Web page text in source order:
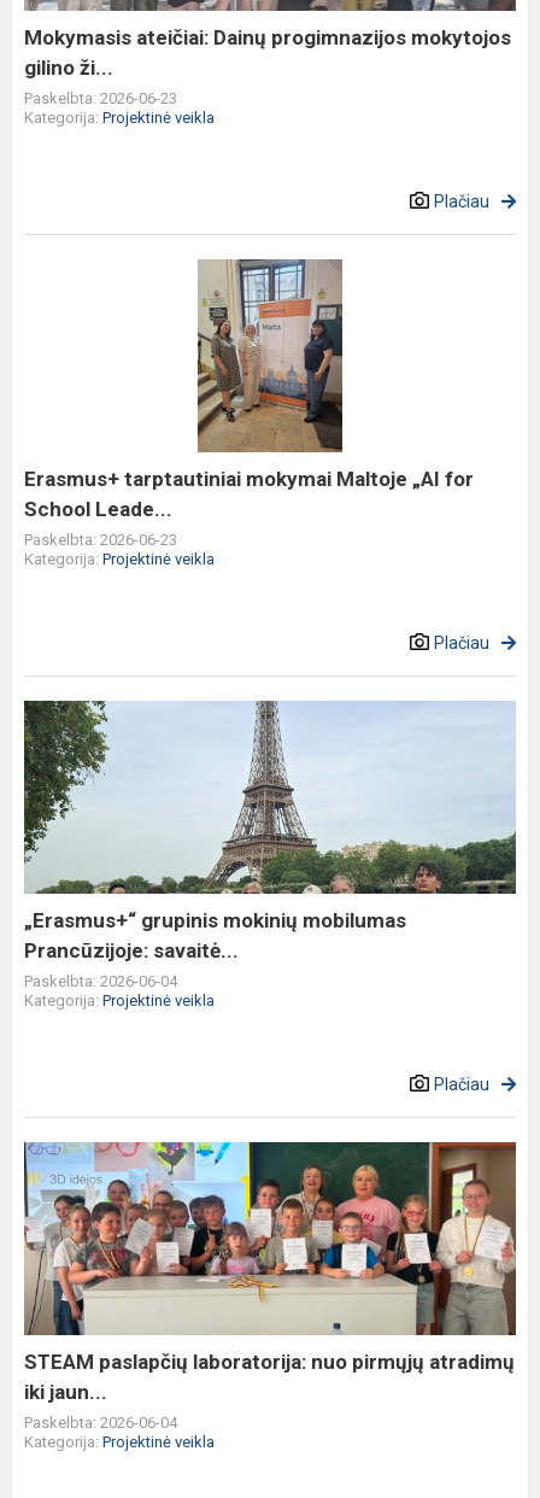
Mokymasis ateičiai: Dainų progimnazijos mokytojos
gilino ži...
Paskelbta: 2026-06-23
Kategorija: Projektinė veikla
Plačiau
Leade...
Erasmus+ tarptautiniai mokymai Maltoje „AI for
School Leade...
Paskelbta: 2026-06-23
Kategorija: Projektinė veikla
Plačiau
„Erasmus+“
grupinis
mokinių
mobilumas
Prancūzijoje:
savaitė...
„Erasmus+“ grupinis mokinių mobilumas
Prancūzijoje: savaitė...
Paskelbta: 2026-06-04
Kategorija: Projektinė veikla
Plačiau
STEAM
paslapčių
laboratorija:
nuo
pirmųjų
atradimų
iki
jaun...
STEAM paslapčių laboratorija: nuo pirmųjų atradimų
iki jaun...
Paskelbta: 2026-06-04
Kategorija: Projektinė veikla